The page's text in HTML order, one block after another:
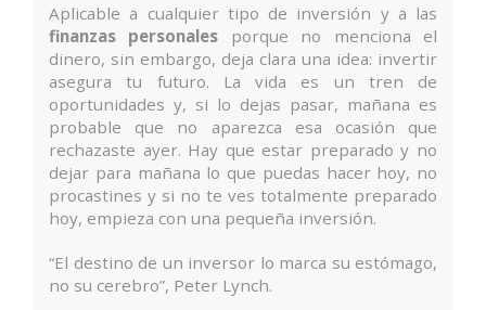
Aplicable a cualquier tipo de inversión y a las
finanzas personales porque no menciona el
dinero, sin embargo, deja clara una idea: invertir
asegura tu futuro. La vida es un tren de
oportunidades y, si lo dejas pasar, mañana es
probable que no aparezca esa ocasión que
rechazaste ayer. Hay que estar preparado y no
dejar para mañana lo que puedas hacer hoy, no
procastines y si no te ves totalmente preparado
hoy, empieza con una pequeña inversión.
“El destino de un inversor lo marca su estómago,
no su cerebro”, Peter Lynch.